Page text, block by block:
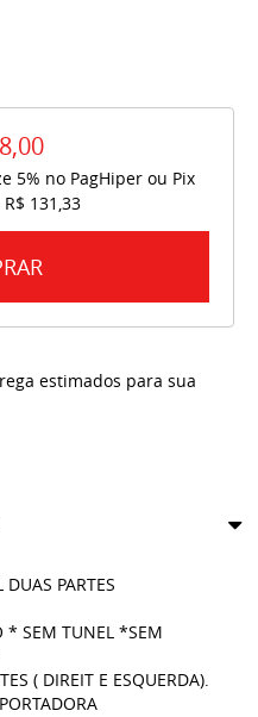
5% no PagHiper ou Pix
R$ 131,33
estimados para sua
PARTES
* SEM TUNEL *SEM
( DIREIT E ESQUERDA).